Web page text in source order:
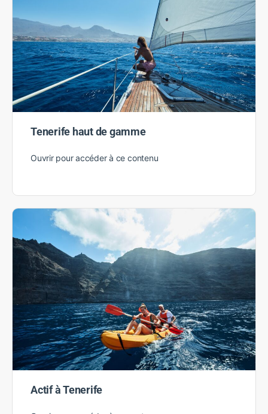
High-End à Tenerife
Ouvrir pour accéder à ce contenu
Tenerife haut de gamme
Ouvrir pour accéder à ce contenu
Actif à Tenerife